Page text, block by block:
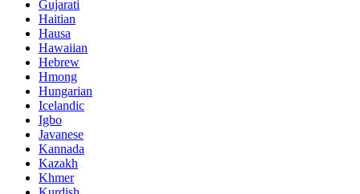
Gujarati
Haitian
Hausa
Hawaiian
Hebrew
Hmong
Hungarian
Icelandic
Igbo
Javanese
Kannada
Kazakh
Khmer